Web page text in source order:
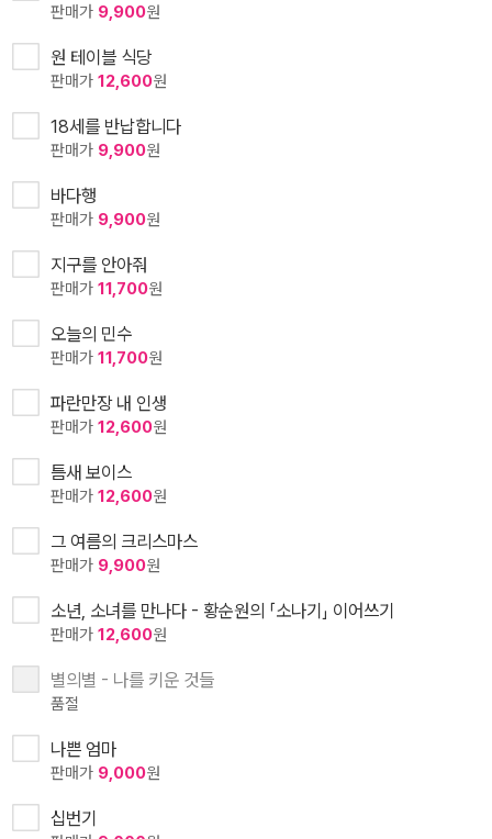
판매가 9,900원
원 테이블 식당
판매가 12,600원
18세를 반납합니다
판매가 9,900원
바다행
판매가 9,900원
지구를 안아줘
판매가 11,700원
오늘의 민수
판매가 11,700원
파란만장 내 인생
판매가 12,600원
틈새 보이스
판매가 12,600원
그 여름의 크리스마스
판매가 9,900원
소년, 소녀를 만나다 - 황순원의 「소나기」 이어쓰기
판매가 12,600원
별의별 - 나를 키운 것들
품절
나쁜 엄마
판매가 9,000원
십번기